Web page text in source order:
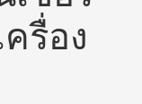
รื่อง